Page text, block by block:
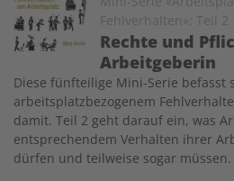
Fehlverhalten»: Teil 2
Rechte und
Arbeitgeberin
Diese fünfteilige Mini-Serie befasst
arbeitsplatzbezogenem
damit. Teil 2 geht darauf ein, was
entsprechendem Verhalten ihrer
dürfen und teilweise sogar müssen.